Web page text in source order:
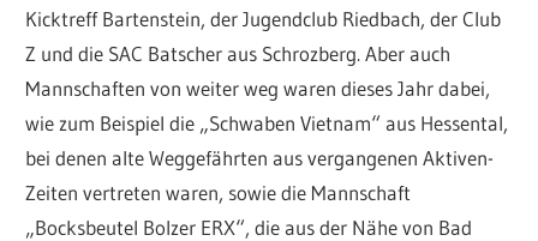
Kicktreff Bartenstein, der Jugendclub Riedbach, der Club
Z und die SAC Batscher aus Schrozberg. Aber auch
Mannschaften von weiter weg waren dieses Jahr dabei,
wie zum Beispiel die „Schwaben Vietnam“ aus Hessental,
bei denen alte Weggefährten aus vergangenen Aktiven-
Zeiten vertreten waren, sowie die Mannschaft
„Bocksbeutel Bolzer ERX“, die aus der Nähe von Bad